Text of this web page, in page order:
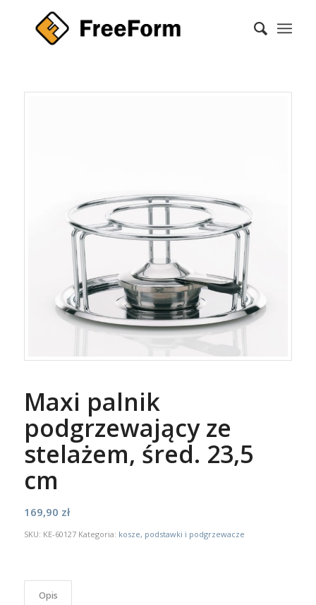
Maxi palnik
podgrzewający ze
stelażem, śred. 23,5
cm
169,90 zł
SKU: KE-60127 Kategoria: kosze, podstawki i podgrzewacze
Opis